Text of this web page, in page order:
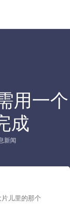
用一个
成
新闻
儿里的那个